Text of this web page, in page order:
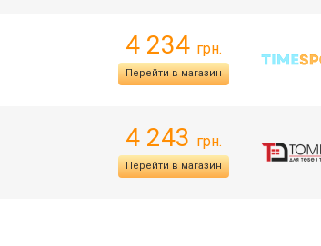
4 234 грн.
Перейти в магазин
4 243 грн.
Перейти в магазин